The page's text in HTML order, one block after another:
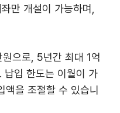
만 개설이 가능하며,
으로, 5년간 최대 1억
납입 한도는 이월이 가
액을 조절할 수 있습니